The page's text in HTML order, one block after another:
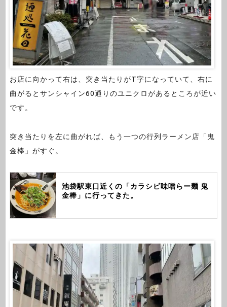
お店に向かって右は、突き当たりがT字になっていて、右に
曲がるとサンシャイン60通りのユニクロがあるところが近い
です。
突き当たりを左に曲がれば、もう一つの行列ラーメン店「鬼
金棒」がすぐ。
池袋駅東口近くの「カラシビ味噌らー麺 鬼
金棒」に行ってきた。